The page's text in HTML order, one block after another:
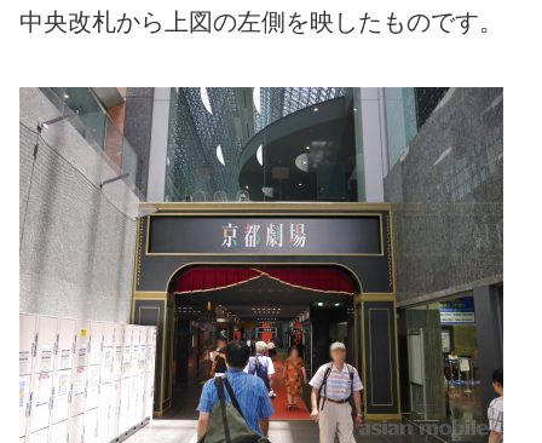
中央改札から上図の左側を映したものです。